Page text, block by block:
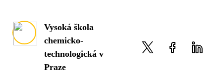
Vysoká škola
chemicko-
technologická v
Praze